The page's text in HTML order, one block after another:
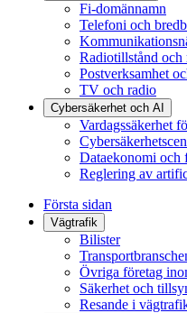
Fi-domännamn
Telefoni och
Radiotillstånd och
Postverksamhet
TV och radio
Cybersäkerhet och AI
Vardagssäkerhet
Dataekonomi och
Reglering av
Första sidan
Vägtrafik
Bilister
Övriga företag
Säkerhet och
Resande i